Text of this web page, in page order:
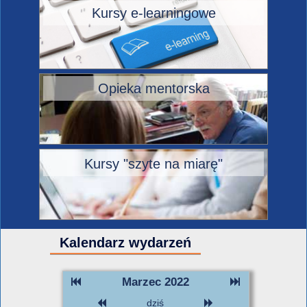
Kursy e-learningowe
Opieka mentorska
Kursy "szyte na miarę"
Kalendarz wydarzeń
Marzec 2022
dziś